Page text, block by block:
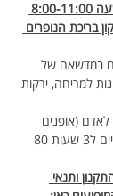
בריכת הנופרים
במדשאה של
למריחה, ירקות
ופריסה 95 ש"ח לאדם (אופנים
ותנאי